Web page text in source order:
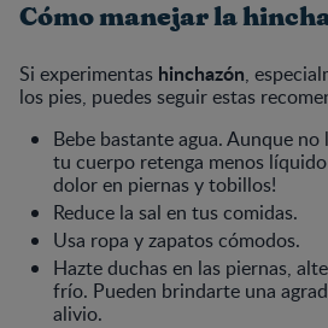
Cómo manejar la
Si experimentas hinchazón,
los pies, puedes seguir estas
Bebe bastante agua. Aunque no
tu cuerpo retenga menos
dolor en piernas y tobillos!
Reduce la sal en tus comidas.
Usa ropa y zapatos cómodos.
Hazte duchas en las piernas,
frío. Pueden brindarte una
alivio.